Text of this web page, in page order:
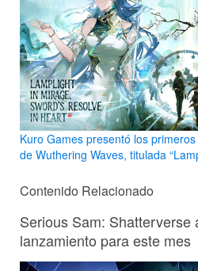
Kuro Games presentó los
de Wuthering Waves, titulada
Contenido Relacionado
Serious Sam: Shatterverse
lanzamiento para este mes